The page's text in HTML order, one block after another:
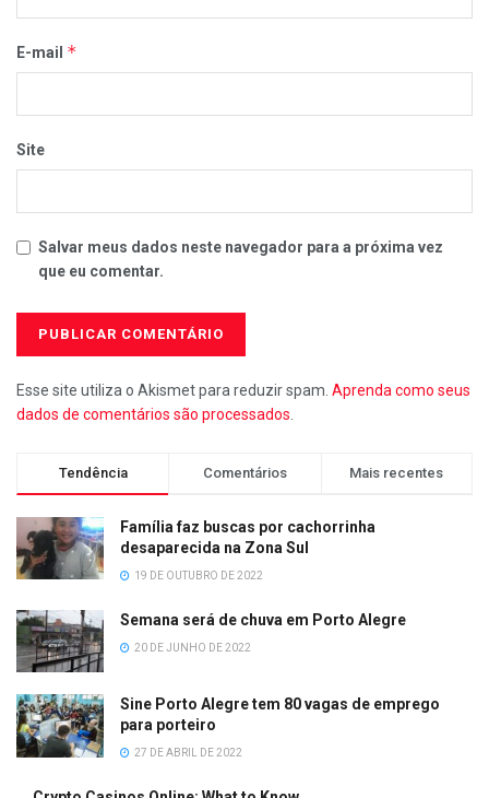
E-mail *
Site
Salvar meus dados neste navegador para a próxima vez
que eu comentar.
Esse site utiliza o Akismet para reduzir spam. Aprenda como seus
dados de comentários são processados
Tendência Comentários Mais recentes
Família faz buscas por cachorrinha
desaparecida na Zona Sul
19 DE OUTUBRO DE 2022
Semana será de chuva em Porto Alegre
20 DE JUNHO DE 2022
Sine Porto Alegre tem 80 vagas de emprego
para porteiro
27 DE ABRIL DE 2022